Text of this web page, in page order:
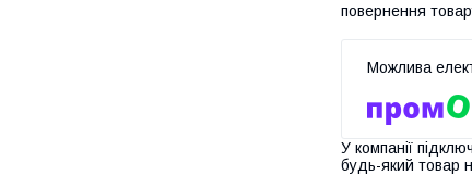
повернення
У компанії
будь-який товар